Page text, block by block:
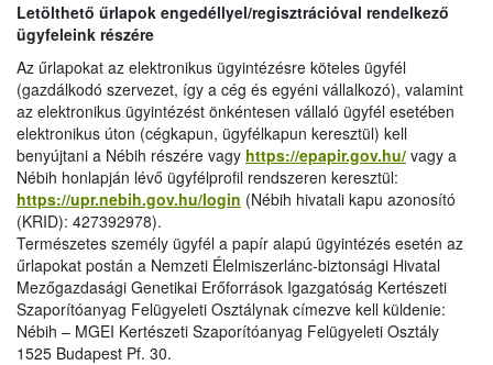
Letölthető űrlapok engedéllyel/regisztrációval rendelkező
ügyfeleink részére
Az űrlapokat az elektronikus ügyintézésre köteles ügyfél
(gazdálkodó szervezet, így a cég és egyéni vállalkozó), valamint
az elektronikus ügyintézést önkéntesen vállaló ügyfél esetében
elektronikus úton (cégkapun, ügyfélkapun keresztül) kell
benyújtani a Nébih részére vagy https://epapir.gov.hu/ vagy a
Nébih honlapján lévő ügyfélprofil rendszeren keresztül:
https://upr.nebih.gov.hu/login (Nébih hivatali kapu azonosító
(KRID): 427392978).
Természetes személy ügyfél a papír alapú ügyintézés esetén az
űrlapokat postán a Nemzeti Élelmiszerlánc-biztonsági Hivatal
Mezőgazdasági Genetikai Erőforrások Igazgatóság Kertészeti
Szaporítóanyag Felügyeleti Osztálynak címezve kell küldenie:
Nébih – MGEI Kertészeti Szaporítóanyag Felügyeleti Osztály
1525 Budapest Pf. 30.